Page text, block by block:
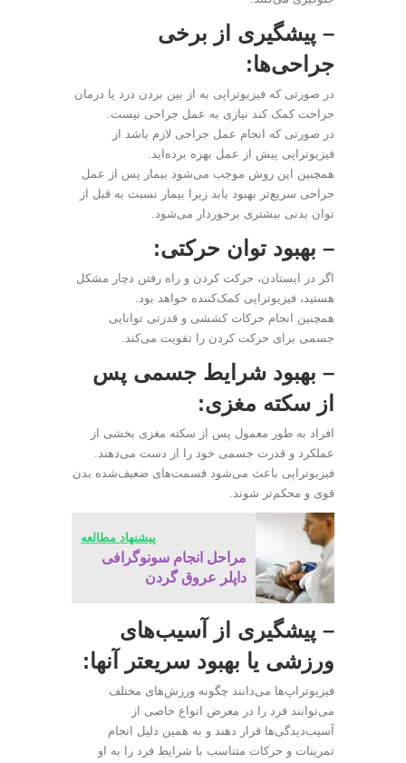
– پیشگیری از برخی
جراحی‌ها:
در صورتی که فیزیوتراپی به از بین بردن درد یا درمان
جراحت کمک کند نیازی به عمل جراحی نیست.
در صورتی که انجام عمل جراحی لازم باشد از
فیزیوتراپی پیش از عمل بهره برده‌اید.
همچنین این روش موجب می‌شود بیمار پس از عمل
جراحی سریع‌تر بهبود یابد زیرا بیمار نسبت به قبل از
توان بدنی بیشتری برخوردار می‌شود.
– بهبود توان حرکتی:
اگر در ایستادن، حرکت کردن و راه رفتن دچار مشکل
هستید، فیزیوتراپی کمک‌کننده خواهد بود.
همچنین انجام حرکات کششی و قدرتی توانایی
جسمی برای حرکت کردن را تقویت می‌کند.
– بهبود شرایط جسمی پس
از سکته مغزی:
افراد به طور معمول پس از سکته مغزی بخشی از
عملکرد و قدرت جسمی خود را از دست می‌دهند.
فیزیوتراپی باعث می‌شود قسمت‌های ضعیف‌شده بدن
قوی و محکم‌تر شوند.
پیشنهاد مطالعه
مراحل انجام سونوگرافی
داپلر عروق گردن
– پیشگیری از آسیب‌های
ورزشی یا بهبود سریعتر آنها:
فیزیوتراپ‌ها می‌دانند چگونه ورزش‌های مختلف
می‌توانند فرد را در معرض انواع خاصی از
آسیب‌دیدگی‌ها قرار دهند و به همین دلیل انجام
تمرینات و حرکات متناسب با شرایط فرد را به او